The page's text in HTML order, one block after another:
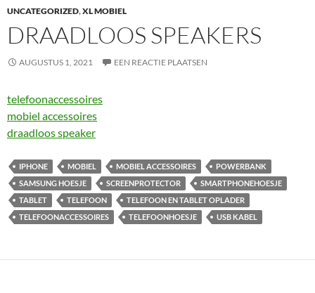
UNCATEGORIZED,XL MOBIEL
DRAADLOOS SPEAKERS
AUGUSTUS 1, 2021 EEN REACTIE PLAATSEN
telefoonaccessoires
mobiel accessoires
draadloos speaker
IPHONE MOBIEL MOBIEL ACCESSOIRES
POWERBANK
SAMSUNG HOESJE
SCREENPROTECTOR
SMARTPHONEHOESJE
TABLET
TELEFOON
TELEFOON EN TABLET OPLADER
TELEFOONACCESSOIRES
TELEFOONHOESJE USB KABEL